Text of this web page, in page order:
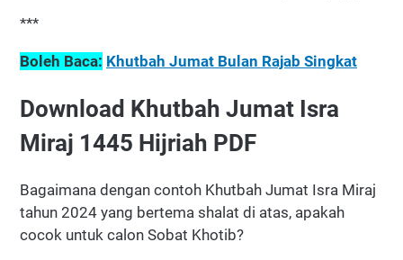
***
Boleh Baca: Khutbah Jumat Bulan Rajab Singkat
Download Khutbah Jumat Isra
Miraj 1445 Hijriah PDF
Bagaimana dengan contoh Khutbah Jumat Isra Miraj
tahun 2024 yang bertema shalat di atas, apakah
cocok untuk calon Sobat Khotib?